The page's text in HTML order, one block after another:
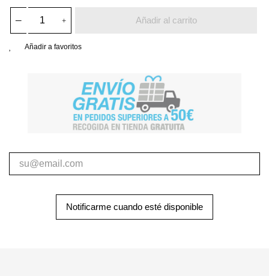
Añadir al carrito
Añadir a favoritos
Notificarme cuando esté disponible